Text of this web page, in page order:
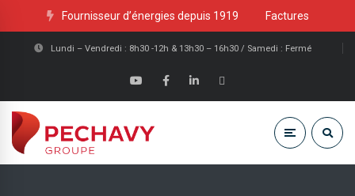
Fournisseur d’énergies depuis 1919 Factures
Lundi – Vendredi : 8h30 -12h & 13h30 – 16h30 / Samedi : Fermé